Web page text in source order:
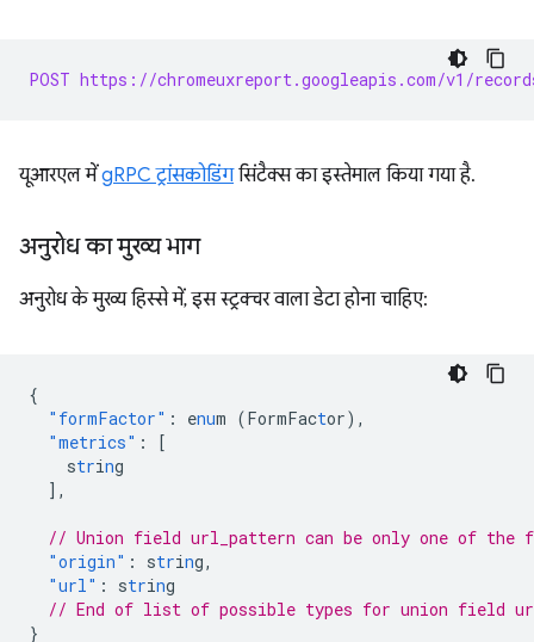
POST https://chromeuxreport.googleapis.com/v1/
यूआरएल मेंgRPC ट्रांसकोडिंगसिंटैक्स का इस्तेमाल किया गया है.
अनुरोध का मुख्य भाग
अनुरोध के मुख्य हिस्से में, इस स्ट्रक्चर वाला डेटा होना चाहिए:
{
"formFactor" : enum (FormFactor) ,
"metrics" :
[
string
],
// Union field url_pattern can be only one of the
"origin" : string,
"url" : string
// End of list of possible types for union field
}